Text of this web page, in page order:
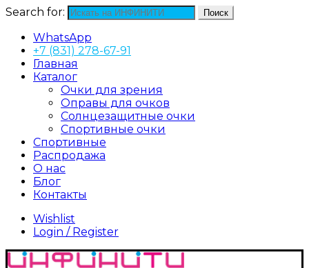
Search for: Поиск
WhatsApp
+7 (831) 278-67-91
Главная
Каталог
Очки для зрения
Оправы для очков
Солнцезащитные очки
Спортивные очки
Спортивные
Распродажа
О нас
Блог
Контакты
Wishlist
Login / Register